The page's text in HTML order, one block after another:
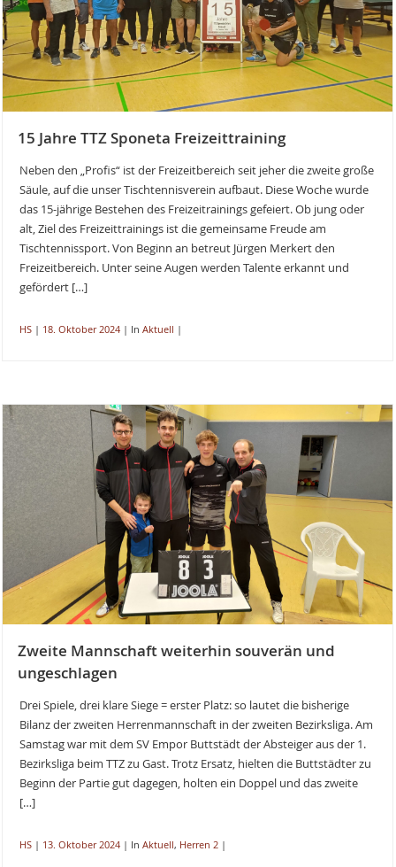
15 Jahre TTZ Sponeta Freizeittraining
Neben den „Profis“ ist der Freizeitbereich seit jeher die zweite große
Säule, auf die unser Tischtennisverein aufbaut. Diese Woche wurde
das 15-jährige Bestehen des Freizeitrainings gefeiert. Ob jung oder
alt, Ziel des Freizeittrainings ist die gemeinsame Freude am
Tischtennissport. Von Beginn an betreut Jürgen Merkert den
Freizeitbereich. Unter seine Augen werden Talente erkannt und
gefördert […]
HS| 18. Oktober 2024| In Aktuell |
Zweite Mannschaft weiterhin souverän und
ungeschlagen
Drei Spiele, drei klare Siege = erster Platz: so lautet die bisherige
Bilanz der zweiten Herrenmannschaft in der zweiten Bezirksliga. Am
Samstag war mit dem SV Empor Buttstädt der Absteiger aus der 1.
Bezirksliga beim TTZ zu Gast. Trotz Ersatz, hielten die Buttstädter zu
Beginn der Partie gut dagegen, holten ein Doppel und das zweite
[…]
HS| 13. Oktober 2024| In Aktuell, Herren 2|